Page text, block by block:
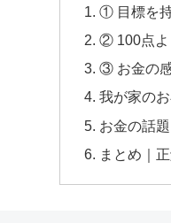
① 目標を
② 100点よ
③ お金の
我が家の
お金の話
まとめ｜